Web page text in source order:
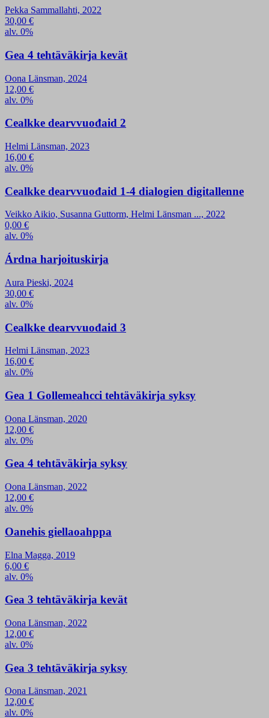
Pekka Sammallahti, 2022
30,00 €
alv. 0%
Gea 4 tehtäväkirja kevät
Oona Länsman, 2024
12,00 €
alv. 0%
Cealkke dearvvuođaid 2
Helmi Länsman, 2023
16,00 €
alv. 0%
Cealkke dearvvuođaid 1-4 dialogien digitallenne
Veikko Aikio, Susanna Guttorm, Helmi Länsman ..., 2022
0,00 €
alv. 0%
Árdna harjoituskirja
Aura Pieski, 2024
30,00 €
alv. 0%
Cealkke dearvvuođaid 3
Helmi Länsman, 2023
16,00 €
alv. 0%
Gea 1 Gollemeahcci tehtäväkirja syksy
Oona Länsman, 2020
12,00 €
alv. 0%
Gea 4 tehtäväkirja syksy
Oona Länsman, 2022
12,00 €
alv. 0%
Oanehis giellaoahppa
Elna Magga, 2019
6,00 €
alv. 0%
Gea 3 tehtäväkirja kevät
Oona Länsman, 2022
12,00 €
alv. 0%
Gea 3 tehtäväkirja syksy
Oona Länsman, 2021
12,00 €
alv. 0%